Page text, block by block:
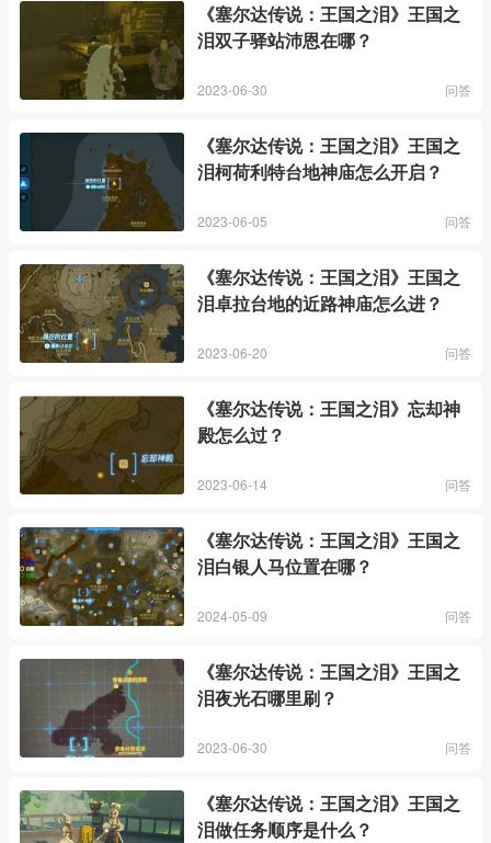
《塞尔达传说：王国之泪》王国之
泪双子驿站沛恩在哪？
2023-06-30 问答
《塞尔达传说：王国之泪》王国之
泪柯荷利特台地神庙怎么开启？
2023-06-05 问答
《塞尔达传说：王国之泪》王国之
泪卓拉台地的近路神庙怎么进？
2023-06-20 问答
《塞尔达传说：王国之泪》忘却神
殿怎么过？
2023-06-14 问答
《塞尔达传说：王国之泪》王国之
泪白银人马位置在哪？
2024-05-09 问答
《塞尔达传说：王国之泪》王国之
泪夜光石哪里刷？
2023-06-30 问答
《塞尔达传说：王国之泪》王国之
泪做任务顺序是什么？